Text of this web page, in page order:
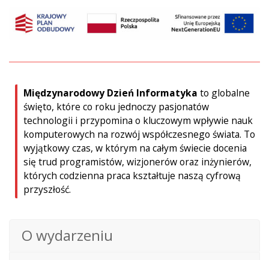
Międzynarodowy Dzień Informatyka to globalne
święto, które co roku jednoczy pasjonatów
technologii i przypomina o kluczowym wpływie nauk
komputerowych na rozwój współczesnego świata. To
wyjątkowy czas, w którym na całym świecie docenia
się trud programistów, wizjonerów oraz inżynierów,
których codzienna praca kształtuje naszą cyfrową
przyszłość.
O wydarzeniu